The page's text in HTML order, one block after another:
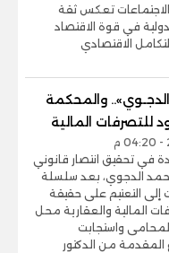
الاجتماعات تعكس ثقة
في قوة الاقتصاد
الاقتصادي
والمحكمة
للتصرفات المالية
في تحقيق انتصار قانوني
الدجوي، بعد سلسلة
التعتيم على حقيقة
المالية والعقارية محل
واستجابت
من الدكتور